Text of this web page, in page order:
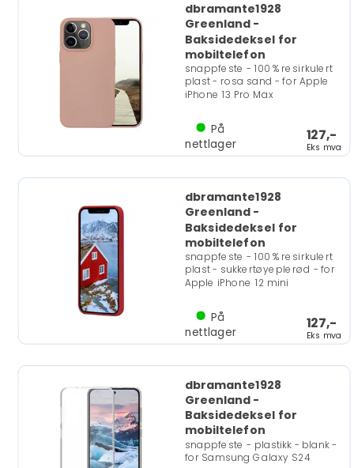
dbramante1928
Greenland -
Baksidedeksel for
mobiltelefon
snappfeste - 100 % resirkulert
plast - rosa sand - for Apple
iPhone 13 Pro Max
127,-
Eks mva
På
nettlager
dbramante1928
Greenland -
Baksidedeksel for
mobiltelefon
snappfeste - 100 % resirkulert
plast - sukkertøyeplerød - for
Apple iPhone 12 mini
127,-
Eks mva
På
nettlager
dbramante1928
Greenland -
Baksidedeksel for
mobiltelefon
snappfeste - plastikk - blank -
for Samsung Galaxy S24